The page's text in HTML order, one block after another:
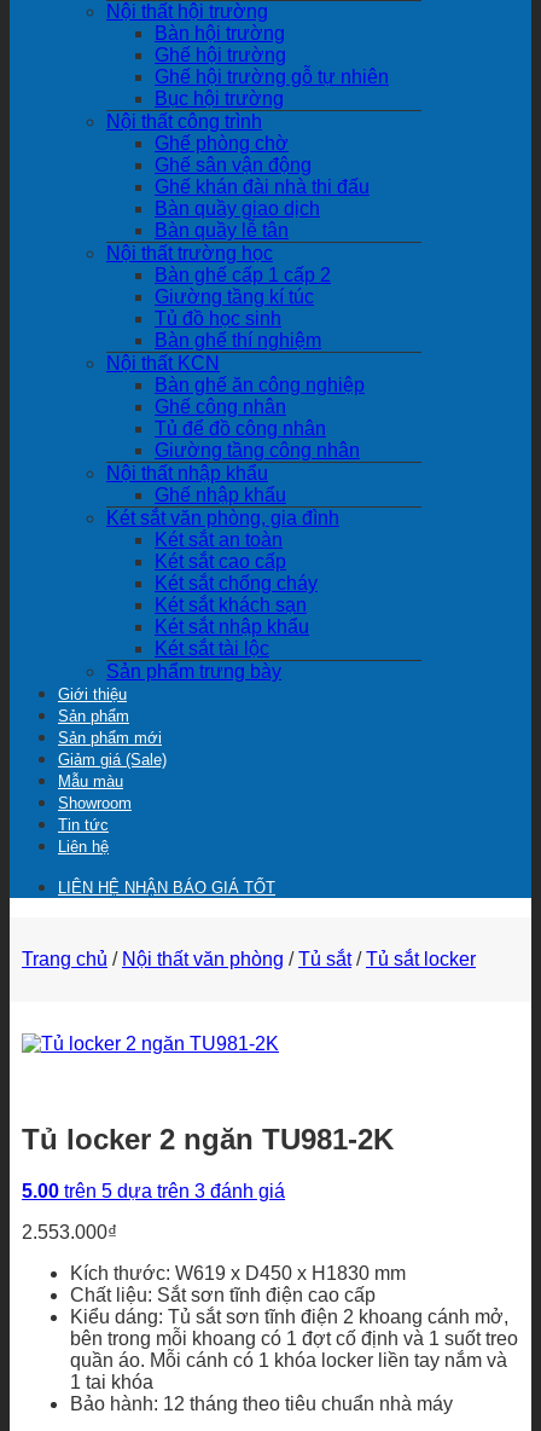
Nội thất hội trường
Bàn hội trường
Ghế hội trường
Ghế hội trường gỗ tự nhiên
Bục hội trường
Nội thất công trình
Ghế phòng chờ
Ghế sân vận động
Ghế khán đài nhà thi đấu
Bàn quầy giao dịch
Bàn quầy lễ tân
Nội thất trường học
Bàn ghế cấp 1 cấp 2
Giường tầng kí túc
Tủ đồ học sinh
Bàn ghế thí nghiệm
Nội thất KCN
Bàn ghế ăn công nghiệp
Ghế công nhân
Tủ để đồ công nhân
Giường tầng công nhân
Nội thất nhập khẩu
Ghế nhập khẩu
Két sắt văn phòng, gia đình
Két sắt an toàn
Két sắt cao cấp
Két sắt chống cháy
Két sắt khách sạn
Két sắt nhập khẩu
Két sắt tài lộc
Sản phẩm trưng bày
Giới thiệu
Sản phẩm
Sản phẩm mới
Giảm giá (Sale)
Mẫu màu
Showroom
Tin tức
Liên hệ
LIÊN HỆ NHẬN BÁO GIÁ TỐT
Trang chủ / Nội thất văn phòng / Tủ sắt / Tủ sắt locker
Tủ locker 2 ngăn TU981-2K
5.00 trên 5 dựa trên 3 đánh giá
2.553.000₫
Kích thước: W619 x D450 x H1830 mm
Chất liệu: Sắt sơn tĩnh điện cao cấp
Kiểu dáng: Tủ sắt sơn tĩnh điện 2 khoang cánh mở,
bên trong mỗi khoang có 1 đợt cố định và 1 suốt treo
quần áo. Mỗi cánh có 1 khóa locker liền tay nắm và
1 tai khóa
Bảo hành: 12 tháng theo tiêu chuẩn nhà máy